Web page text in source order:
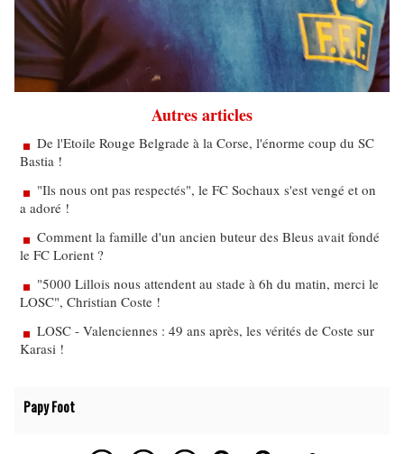
Autres articles
De l'Etoile Rouge Belgrade à la Corse, l'énorme coup du SC
Bastia !
"Ils nous ont pas respectés", le FC Sochaux s'est vengé et on
a adoré !
Comment la famille d'un ancien buteur des Bleus avait fondé
le FC Lorient ?
"5000 Lillois nous attendent au stade à 6h du matin, merci le
LOSC", Christian Coste !
LOSC - Valenciennes : 49 ans après, les vérités de Coste sur
Karasi !
Papy Foot